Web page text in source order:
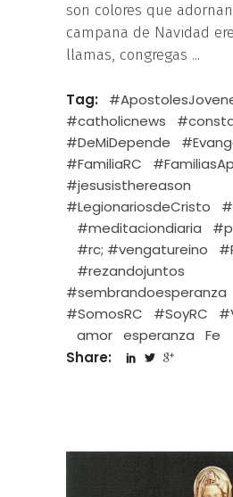
son colores que
campana de Navidad
llamas, congregas
Tag:
#catholicnews
#DeMiDepende
#FamiliaRC
#jesusisthereason
#LegionariosdeCristo
#meditaciondiaria
#rc; #vengatureino
#rezandojuntos
#sembrandoesperanza
#SomosRC
#SoyRC
amor esperanza
Fe
Share: